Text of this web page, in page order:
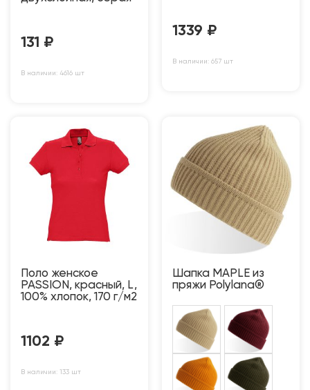
131 ₽
В наличии: 4616 шт
1339 ₽
В наличии: 657 шт
Поло женское
PASSION, красный, L,
100% хлопок, 170 г/м2
1102 ₽
В наличии: 133 шт
Шапка MAPLE из
пряжи Polylana®